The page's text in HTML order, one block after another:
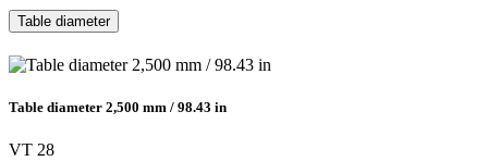
Table diameter
Table diameter 2,500 mm / 98.43 in
VT 28